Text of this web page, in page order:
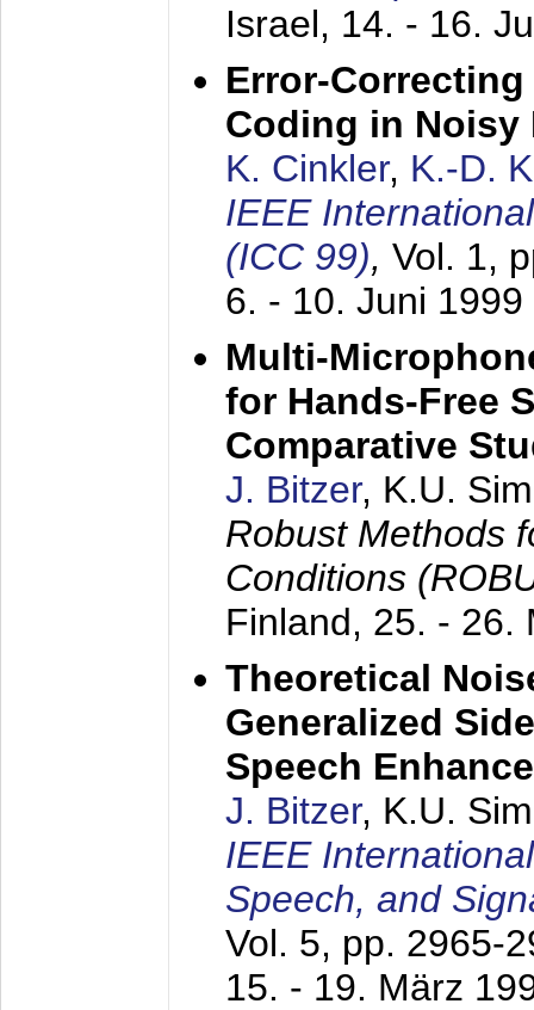
Israel, 14. - 16.
Error-
Coding in Noisy
K. Cinkler, K.-D.
IEEE
(ICC 99), Vol. 1,
6. - 10. Juni 1999
Multi-
for Hands-Free
Comparative
J. Bitzer, K.U.
Robust Methods
Conditions
Finland, 25. - 26.
Theoretical
Generalized
Speech
J. Bitzer, K.U.
IEEE
Speech, and
Vol. 5, pp. 2965-
15. - 19. März